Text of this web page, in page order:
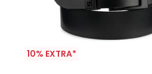
10% EXTRA*